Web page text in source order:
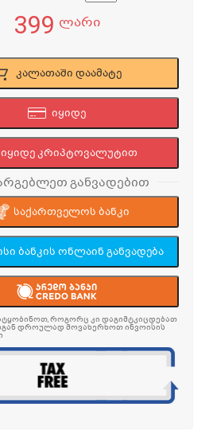
399 ლარი
კალათაში დაამატე
იყიდე
იყიდე კრიპტოვალუტით
განვადებით
საქართველოს ბანკი
ბანკის ონლაინ განვადება
როგორც კი დაგიმტკიცდებათ
დროულად მოვახერხოთ ინვოისის